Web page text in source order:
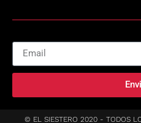
© EL SIESTERO 2020 - TODOS